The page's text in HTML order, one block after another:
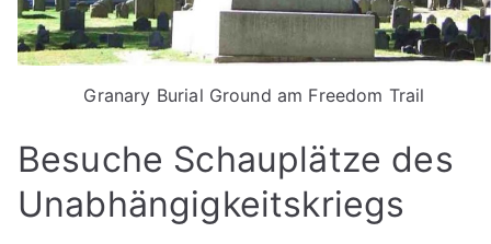
Granary Burial Ground am Freedom Trail
Besuche Schauplätze des
Unabhängigkeitskriegs